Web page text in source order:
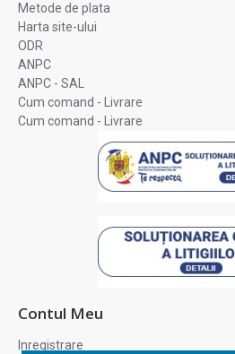
Metode de plata
Harta site-ului
ODR
ANPC
ANPC - SAL
Cum comand - Livrare
Cum comand - Livrare
Contul Meu
Inregistrare